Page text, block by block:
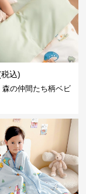
込)
森の仲間たち柄ベビ